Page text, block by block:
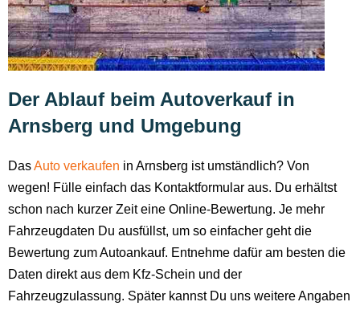
Der Ablauf beim Autoverkauf in
Arnsberg und Umgebung
DasAuto verkaufen in Arnsberg ist umständlich? Von
wegen! Fülle einfach das Kontaktformular aus. Du erhältst
schon nach kurzer Zeit eine Online-Bewertung. Je mehr
Fahrzeugdaten Du ausfüllst, um so einfacher geht die
Bewertung zum Autoankauf. Entnehme dafür am besten die
Daten direkt aus dem Kfz-Schein und der
Fahrzeugzulassung. Später kannst Du uns weitere Angaben